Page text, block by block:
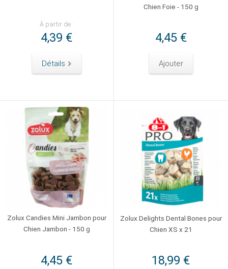
À partir de :
4,39 €
Détails
Chien Foie - 150 g
4,45 €
Ajouter
Zolux Candies Mini Jambon pour
Chien Jambon - 150 g
4,45 €
Zolux Delights Dental Bones pour
Chien XS x 21
18,99 €